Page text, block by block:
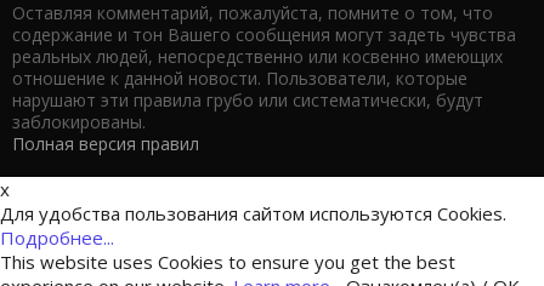
Оставляя комментарий, пожалуйста, помните о том, что
содержание и тон Вашего сообщения могут задеть чувства
реальных людей, непосредственно или косвенно имеющих
отношение к данной новости. Пользователи, которые
нарушают эти правила грубо или систематически, будут
заблокированы.
Полная версия правил
x
Для удобства пользования сайтом используются Cookies.
Подробнее...
This website uses Cookies to ensure you get the best